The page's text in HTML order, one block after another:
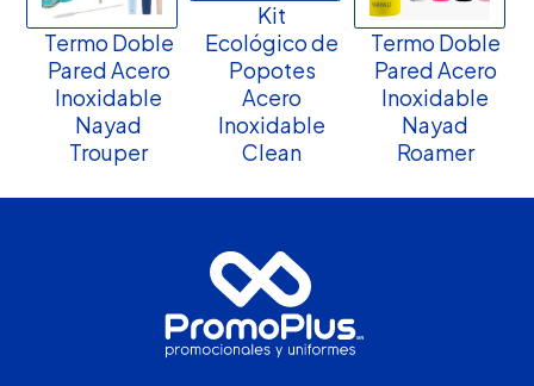
Termo Doble
Pared Acero
Inoxidable
Nayad
Trouper
Kit
Ecológico de
Popotes
Acero
Inoxidable
Clean
Termo Doble
Pared Acero
Inoxidable
Nayad
Roamer